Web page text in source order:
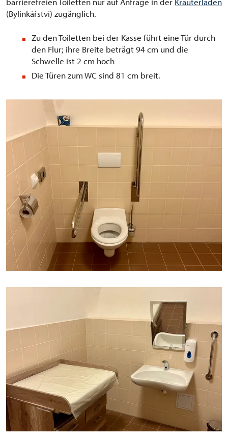
(Bylinkářství) zugänglich.
Zu den Toiletten bei der Kasse führt eine Tür durch
den Flur; ihre Breite beträgt 94 cm und die
Schwelle ist 2 cm hoch
Die Türen zum WC sind 81 cm breit.